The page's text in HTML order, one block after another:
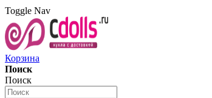
Toggle Nav
Корзина
Поиск
Поиск